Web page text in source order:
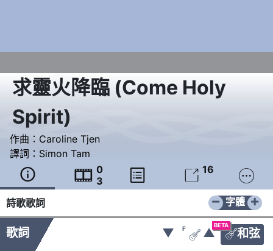
求靈火降臨 (Come Holy
Spirit)
作曲： Caroline Tjen
譯詞： Simon Tam
  0
3
  16 
詩歌歌詞 − +
字體
歌詞
BETA
和弦
▼ F
 ▲